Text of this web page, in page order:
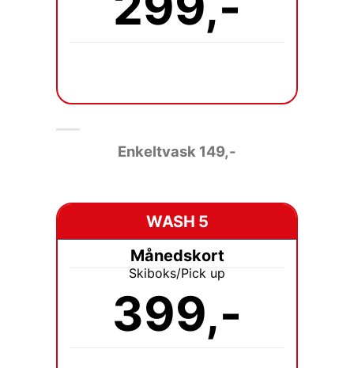
Enkeltvask 149,-
WASH 5
Månedskort
Skiboks/Pick up
399,-